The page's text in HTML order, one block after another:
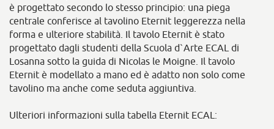
è progettato secondo lo stesso principio: una piega
centrale conferisce al tavolino Eternit leggerezza nella
forma e ulteriore stabilità. Il tavolo Eternit è stato
progettato dagli studenti della Scuola d`Arte ECAL di
Losanna sotto la guida di Nicolas le Moigne. Il tavolo
Eternit è modellato a mano ed è adatto non solo come
tavolino ma anche come seduta aggiuntiva.
Ulteriori informazioni sulla tabella Eternit ECAL: